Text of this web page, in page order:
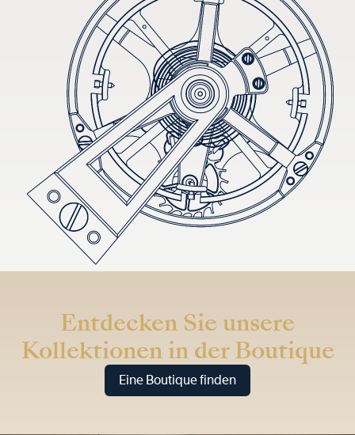
Entdecken Sie unsere
Kollektionen in der Boutique
Eine Boutique finden